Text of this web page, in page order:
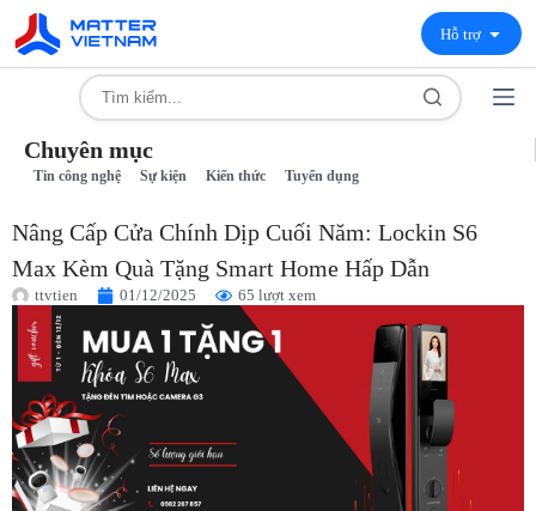
Hỗ trợ
Chuyên mục
Tin công nghệ Sự kiện Kiến thức Tuyển dụng
Nâng Cấp Cửa Chính Dịp Cuối Năm: Lockin S6
Max Kèm Quà Tặng Smart Home Hấp Dẫn
ttvtien 01/12/2025 65 lượt xem